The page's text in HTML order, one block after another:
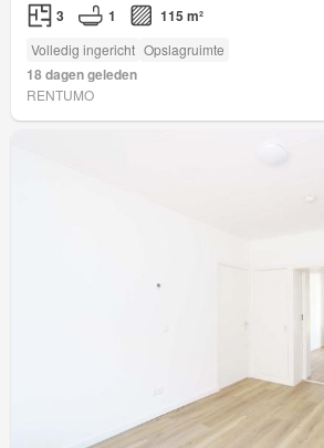
3 1 115 m²
Volledig ingericht Opslagruimte
18 dagen geleden
RENTUMO